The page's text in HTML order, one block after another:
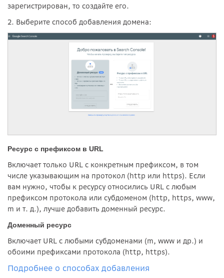
зарегистрирован, то создайте его.
2. Выберите способ добавления домена:
Ресурс с префиксом в URL
Включает только URL с конкретным префиксом, в том
числе указывающим на протокол (http или https). Если
вам нужно, чтобы к ресурсу относились URL с любым
префиксом протокола или субдоменом (http, https, www,
m и т. д.), лучше добавить доменный ресурс.
Доменный ресурс
Включает URL с любыми субдоменами (m, www и др.) и
обоими префиксами протокола (http, https).
Подробнее о способах добавления